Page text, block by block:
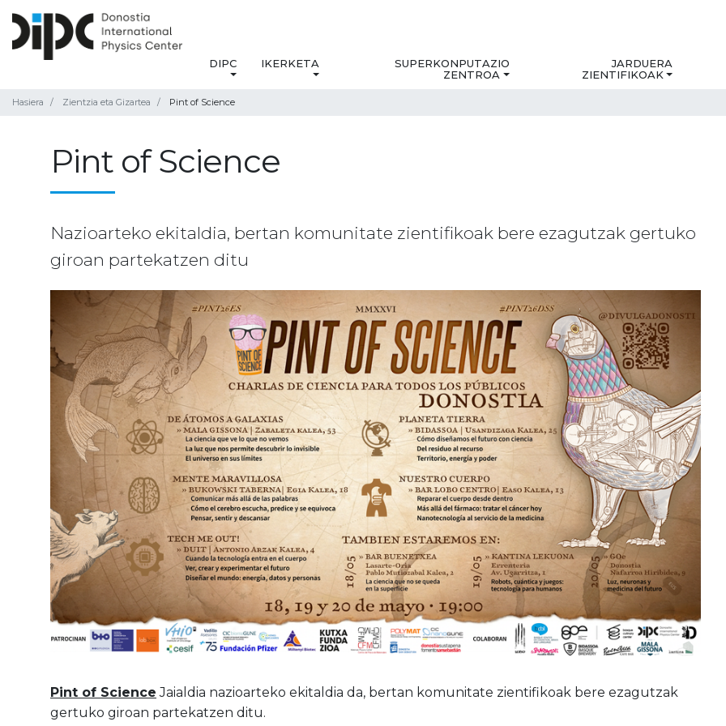
DIPC IKERKETA
SUPERKONPUTAZIO
ZENTROA
JARDUERA
ZIENTIFIKOAK
Hasiera Zientzia eta Gizartea Pint of Science
Pint of Science
Nazioarteko ekitaldia, bertan komunitate zientifikoak bere ezagutzak gertuko
giroan partekatzen ditu
Pint of Science Jaialdia nazioarteko ekitaldia da, bertan komunitate zientifikoak bere ezagutzak
gertuko giroan partekatzen ditu.